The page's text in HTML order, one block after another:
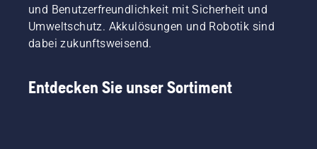
und Benutzerfreundlichkeit mit Sicherheit und
Umweltschutz. Akkulösungen und Robotik sind
dabei zukunftsweisend.
Entdecken Sie unser Sortiment